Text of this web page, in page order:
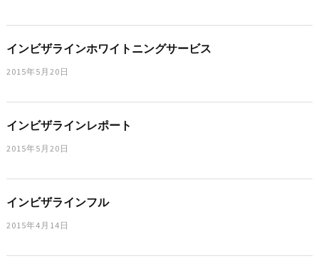
インビザラインホワイトニングサービス
2015年5月20日
インビザラインレポート
2015年5月20日
インビザラインフル
2015年4月14日